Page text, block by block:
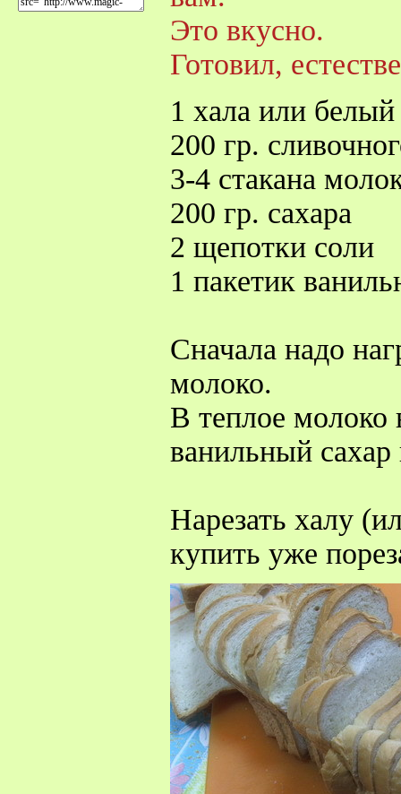
Это вкусно.
Готовил,
1 хала или белый
200 гр.
3-4 стакана
200 гр. сахара
2 щепотки соли
1 пакетик
Сначала надо
молоко.
В теплое молоко
ванильный
Нарезать халу
купить уже